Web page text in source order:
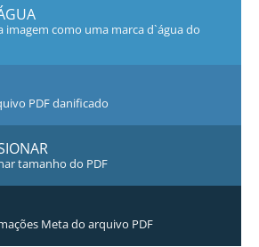
imagem como uma marca d`água do
PDF danificado
tamanho do PDF
Meta do arquivo PDF